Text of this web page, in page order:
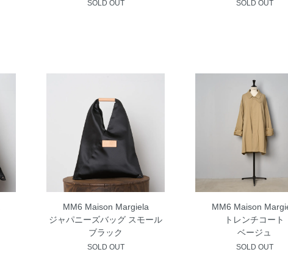
SOLD OUT SOLD OUT
MM6 Maison Margiela
ジャパニーズバッグ スモール
ブラック
SOLD OUT
MM6 Maison
トレンチコート
ベージュ
SOLD OUT